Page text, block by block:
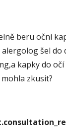
beru oční
šel
kapky do
zkusit?